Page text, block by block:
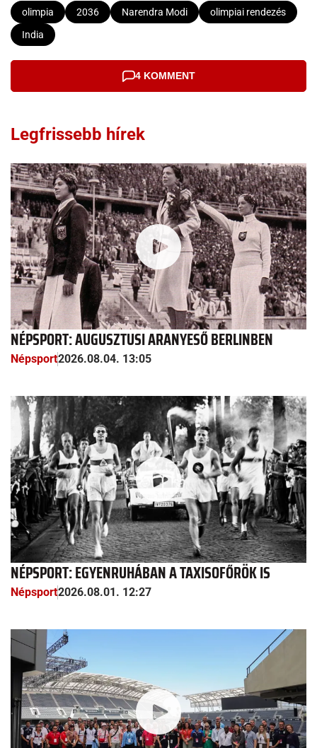
olimpia 2036 Narendra Modi
olimpiai rendezés
India
4 KOMMENT
Legfrissebb hírek
NÉPSPORT: AUGUSZTUSI ARANYESŐ BERLINBEN
Népsport2026.08.04. 13:05
NÉPSPORT: EGYENRUHÁBAN A TAXISOFŐRÖK IS
Népsport2026.08.01. 12:27